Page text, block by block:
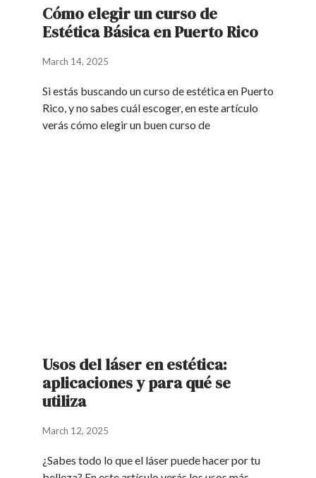
Cómo elegir un curso de
Estética Básica en Puerto Rico
March 14, 2025
Si estás buscando un curso de estética en Puerto
Rico, y no sabes cuál escoger, en este artículo
verás cómo elegir un buen curso de
Usos del láser en estética:
aplicaciones y para qué se
utiliza
March 12, 2025
¿Sabes todo lo que el láser puede hacer por tu